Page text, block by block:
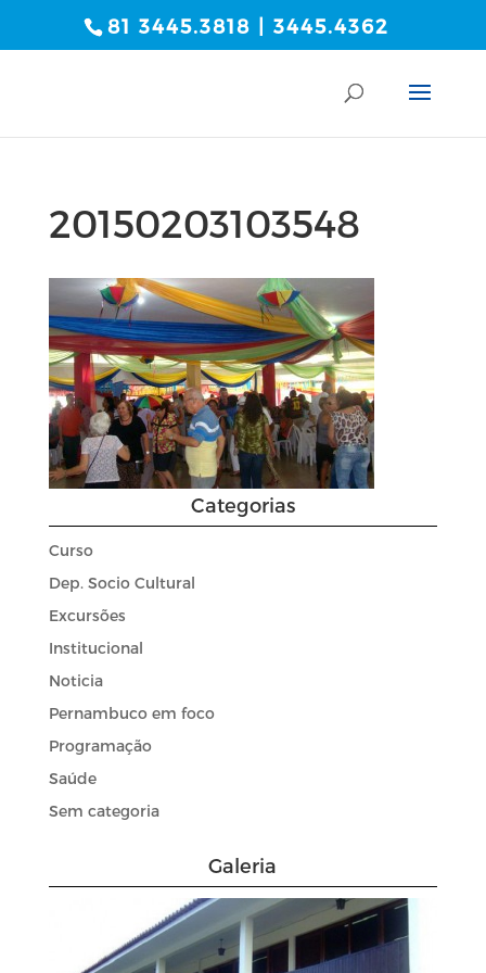
81 3445.3818 | 3445.4362
20150203103548
Categorias
Curso
Dep. Socio Cultural
Excursões
Institucional
Noticia
Pernambuco em foco
Programação
Saúde
Sem categoria
Galeria